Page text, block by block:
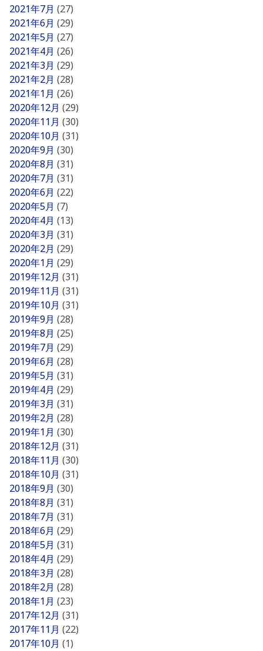
2021年7月 (27)
2021年6月 (29)
2021年5月 (27)
2021年4月 (26)
2021年3月 (29)
2021年2月 (28)
2021年1月 (26)
2020年12月 (29)
2020年11月 (30)
2020年10月 (31)
2020年9月 (30)
2020年8月 (31)
2020年7月 (31)
2020年6月 (22)
2020年5月 (7)
2020年4月 (13)
2020年3月 (31)
2020年2月 (29)
2020年1月 (29)
2019年12月 (31)
2019年11月 (31)
2019年10月 (31)
2019年9月 (28)
2019年8月 (25)
2019年7月 (29)
2019年6月 (28)
2019年5月 (31)
2019年4月 (29)
2019年3月 (31)
2019年2月 (28)
2019年1月 (30)
2018年12月 (31)
2018年11月 (30)
2018年10月 (31)
2018年9月 (30)
2018年8月 (31)
2018年7月 (31)
2018年6月 (29)
2018年5月 (31)
2018年4月 (29)
2018年3月 (28)
2018年2月 (28)
2018年1月 (23)
2017年12月 (31)
2017年11月 (22)
2017年10月 (1)